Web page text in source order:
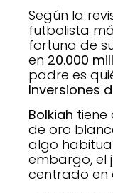
Según la
futbolista
fortuna de
en 20.000
padre es
Inversiones
Bolkiah tiene
de oro
algo
embargo, el
centrado en